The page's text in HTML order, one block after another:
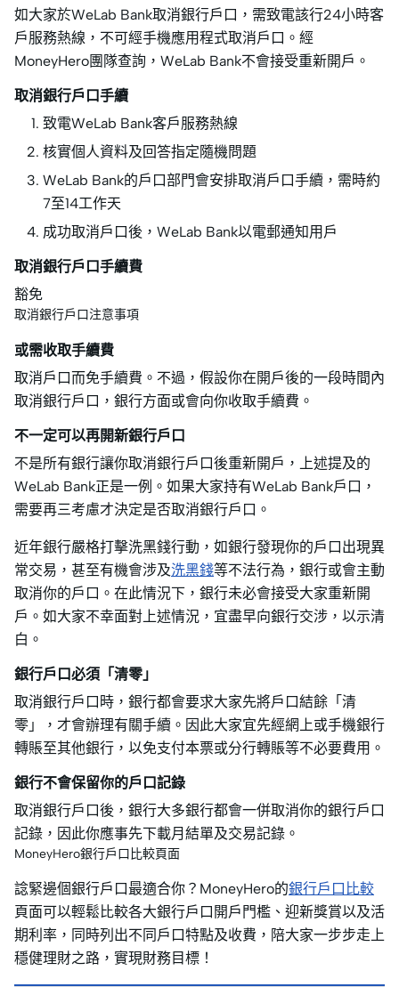
如大家於WeLab Bank取消銀行戶口，需致電該行24小時客
戶服務熱線，不可經手機應用程式取消戶口。經
MoneyHero團隊查詢，WeLab Bank不會接受重新開戶。
取消銀行戶口手續
致電WeLab Bank客戶服務熱線
核實個人資料及回答指定隨機問題
WeLab Bank的戶口部門會安排取消戶口手續，需時約
7至14工作天
成功取消戶口後，WeLab Bank以電郵通知用戶
取消銀行戶口手續費
豁免
取消銀行戶口注意事項
或需收取手續費
取消戶口而免手續費。不過，假設你在開戶後的一段時間內
取消銀行戶口，銀行方面或會向你收取手續費。
不一定可以再開新銀行戶口
不是所有銀行讓你取消銀行戶口後重新開戶，上述提及的
WeLab Bank正是一例。如果大家持有WeLab Bank戶口，
需要再三考慮才決定是否取消銀行戶口。
近年銀行嚴格打擊洗黑錢行動，如銀行發現你的戶口出現異
常交易，甚至有機會涉及洗黑錢等不法行為，銀行或會主動
取消你的戶口。在此情況下，銀行未必會接受大家重新開
戶。如大家不幸面對上述情況，宜盡早向銀行交涉，以示清
白。
銀行戶口必須「清零」
取消銀行戶口時，銀行都會要求大家先將戶口結餘「清
零」，才會辦理有關手續。因此大家宜先經網上或手機銀行
轉賬至其他銀行，以免支付本票或分行轉賬等不必要費用。
銀行不會保留你的戶口記錄
取消銀行戶口後，銀行大多銀行都會一併取消你的銀行戶口
記錄，因此你應事先下載月結單及交易記錄。
MoneyHero銀行戶口比較頁面
諗緊邊個銀行戶口最適合你？MoneyHero的銀行戶口比較
頁面可以輕鬆比較各大銀行戶口開戶門檻、迎新獎賞以及活
期利率，同時列出不同戶口特點及收費，陪大家一步步走上
穩健理財之路，實現財務目標！